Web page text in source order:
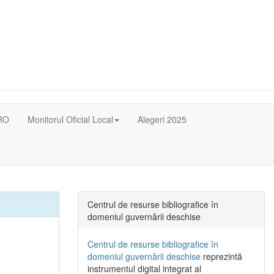
Monitorul Oficial Local Alegeri 2025
Centrul de resurse bibliografice în
domeniul guvernării deschise
Centrul de resurse bibliografice în
domeniul guvernării deschise reprezintă
instrumentul digital integrat al